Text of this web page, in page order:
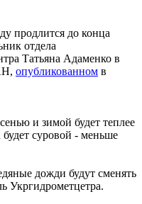
продлится до конца
отдела
Татьяна Адаменко в
опубликованном в
и зимой будет теплее
суровой - меньше
дожди будут сменять
Укргидрометцетра.